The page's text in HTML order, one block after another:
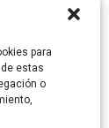
para
estas
o